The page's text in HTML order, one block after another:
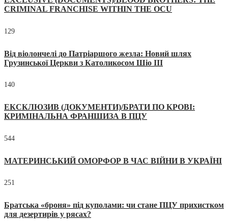
CRIMINAL FRANCHISE WITHIN THE OCU
129
Від віолончелі до Патріаршого жезла: Новий шлях
Грузинської Церкви з Католикосом Шіо III
140
ЕКСКЛЮЗИВ (ДОКУМЕНТИ)/БРАТИ ПО КРОВІ:
КРИМІНАЛЬНА ФРАНШИЗА В ПЦУ
544
МАТЕРИНСЬКИЙ ОМОРФОР В ЧАС ВІЙНИ В УКРАЇНІ
251
Братська «броня» під куполами: чи стане ПЦУ прихистком
для дезертирів у рясах?